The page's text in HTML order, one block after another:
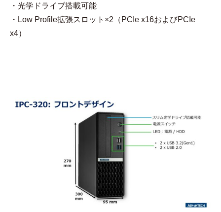
・光学ドライブ搭載可能
・Low Profile拡張スロット×2（PCIe x16およびPCIe
x4）